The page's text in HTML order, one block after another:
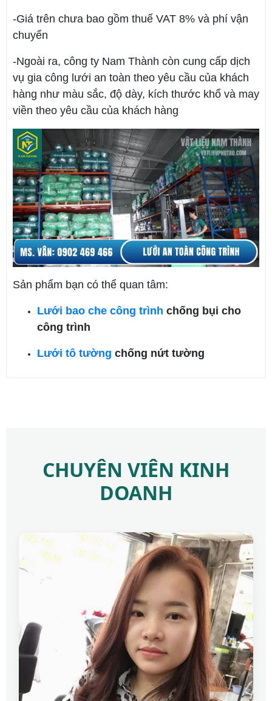
-Giá trên chưa bao gồm thuế VAT 8% và phí vận
chuyển
-Ngoài ra, công ty Nam Thành còn cung cấp dịch
vụ gia công lưới an toàn theo yêu cầu của khách
hàng như màu sắc, độ dày, kích thước khổ và may
viền theo yêu cầu của khách hàng
Sản phẩm bạn có thể quan tâm:
Lưới bao che công trình chống bụi cho
công trình
Lưới tô tường chống nứt tường
CHUYÊN VIÊN KINH
DOANH